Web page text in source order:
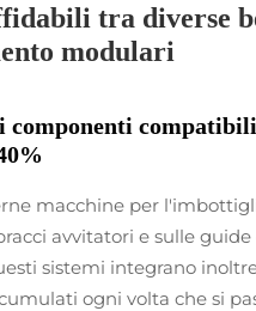
tra diverse
modulari
macchine per
avvitatori e sulle
sistemi integrano
ogni volta che si